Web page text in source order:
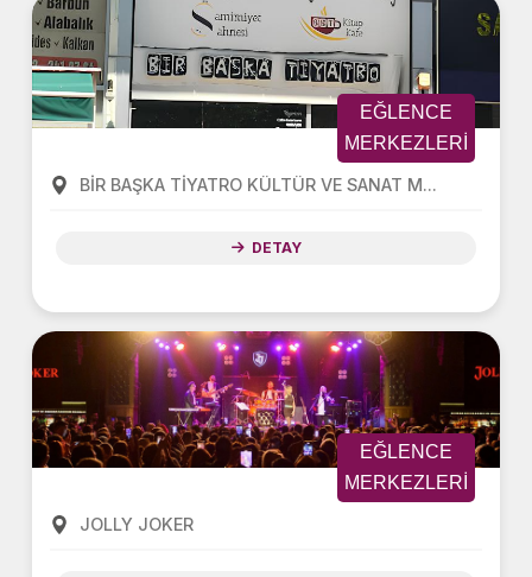
EĞLENCE
MERKEZLERI
BİR BAŞKA TİYATRO KÜLTÜR VE SANAT M...
DETAY
EĞLENCE
MERKEZLERI
JOLLY JOKER